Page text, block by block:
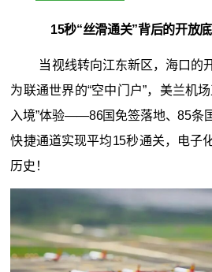
15秒“丝滑通关”背后的开放
当视线转向江东新区，海口的
为联通世界的“空中门户”，美兰机
入境”体验——86国免签落地、85条
快捷通道实现平均15秒通关，电子
历史！